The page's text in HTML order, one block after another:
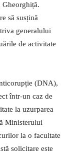
Gheorghiță.
să susțină
generalului
de activitate
(DNA),
într-un caz de
la uzurparea
Ministerului
la o facultate
solicitare este